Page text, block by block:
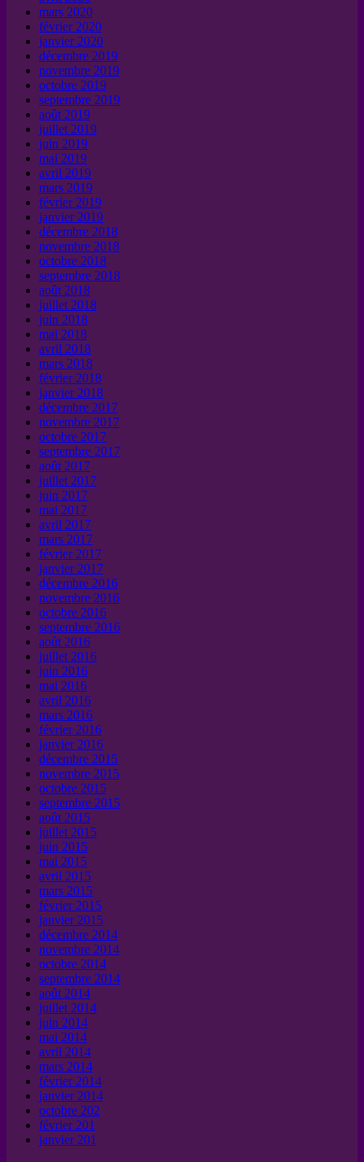
mars 2020
février 2020
janvier 2020
décembre 2019
novembre 2019
octobre 2019
septembre 2019
août 2019
juillet 2019
juin 2019
mai 2019
avril 2019
mars 2019
février 2019
janvier 2019
décembre 2018
novembre 2018
octobre 2018
septembre 2018
août 2018
juillet 2018
juin 2018
mai 2018
avril 2018
mars 2018
février 2018
janvier 2018
décembre 2017
novembre 2017
octobre 2017
septembre 2017
août 2017
juillet 2017
juin 2017
mai 2017
avril 2017
mars 2017
février 2017
janvier 2017
décembre 2016
novembre 2016
octobre 2016
septembre 2016
août 2016
juillet 2016
juin 2016
mai 2016
avril 2016
mars 2016
février 2016
janvier 2016
décembre 2015
novembre 2015
octobre 2015
septembre 2015
août 2015
juillet 2015
juin 2015
mai 2015
avril 2015
mars 2015
février 2015
janvier 2015
décembre 2014
novembre 2014
octobre 2014
septembre 2014
août 2014
juillet 2014
juin 2014
mai 2014
avril 2014
mars 2014
février 2014
janvier 2014
octobre 202
février 201
janvier 201